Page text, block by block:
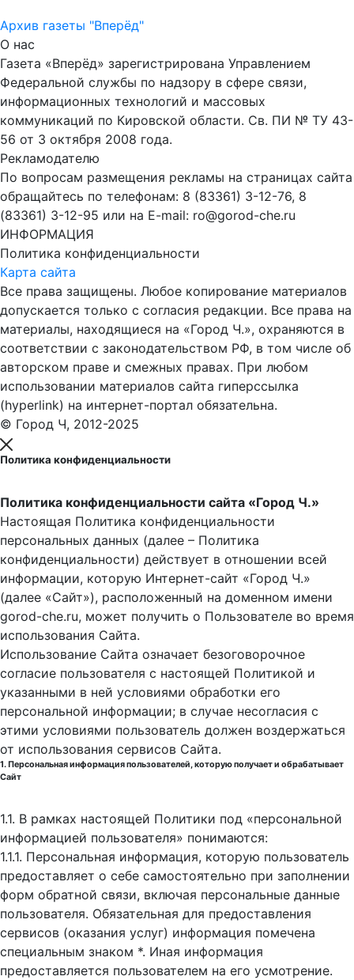
Архив газеты "Вперёд"
О нас
Газета «Вперёд» зарегистрирована Управлением
Федеральной службы по надзору в сфере связи,
информационных технологий и массовых
коммуникаций по Кировской области. Св. ПИ № ТУ 43-
56 от 3 октября 2008 года.
Рекламодателю
По вопросам размещения рекламы на страницах сайта
обращайтесь по телефонам: 8 (83361) 3-12-76, 8
(83361) 3-12-95 или на E-mail: ro@gorod-che.ru
ИНФОРМАЦИЯ
Политика конфиденциальности
Карта сайта
Все права защищены. Любое копирование материалов
допускается только с согласия редакции. Все права на
материалы, находящиеся на «Город Ч.», охраняются в
соответствии с законодательством РФ, в том числе об
авторском праве и смежных правах. При любом
использовании материалов сайта гиперссылка
(hyperlink) на интернет-портал обязательна.
© Город Ч, 2012-2025
Политика конфиденциальности
Политика конфиденциальности сайта «Город Ч.»
Настоящая Политика конфиденциальности
персональных данных (далее – Политика
конфиденциальности) действует в отношении всей
информации, которую Интернет-сайт «Город Ч.»
(далее «Сайт»), расположенный на доменном имени
gorod-che.ru, может получить о Пользователе во время
использования Cайта.
Использование Сайта означает безоговорочное
согласие пользователя с настоящей Политикой и
указанными в ней условиями обработки его
персональной информации; в случае несогласия с
этими условиями пользователь должен воздержаться
от использования сервисов Сайта.
1. Персональная информация пользователей, которую получает и обрабатывает
Сайт
1.1. В рамках настоящей Политики под «персональной
информацией пользователя» понимаются:
1.1.1. Персональная информация, которую пользователь
предоставляет о себе самостоятельно при заполнении
форм обратной связи, включая персональные данные
пользователя. Обязательная для предоставления
сервисов (оказания услуг) информация помечена
специальным знаком *. Иная информация
предоставляется пользователем на его усмотрение.